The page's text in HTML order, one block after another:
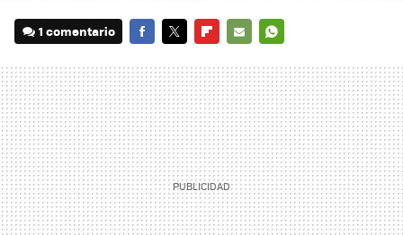
1 comentario
MAIL